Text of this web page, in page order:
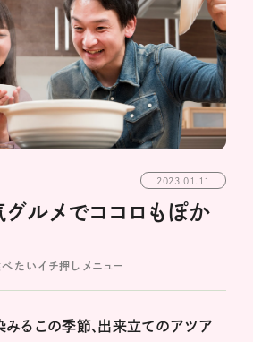
2023.01.11
ルメでココロもぽか
たいイチ押しメニュー
るこの季節、出来立てのアツア